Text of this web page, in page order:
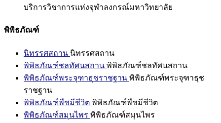
บริการวิชาการแห่งจุฬาลงกรณ์มหาวิทยาลัย
พิพิธภัณฑ์
นิทรรศสถาน นิทรรศสถาน
พิพิธภัณฑ์ชลทัศนสถาน พิพิธภัณฑ์ชลทัศนสถาน
พิพิธภัณฑ์พระจุฑาธุชราชฐาน พิพิธภัณฑ์พระจุฑาธุช
ราชฐาน
พิพิธภัณฑ์พืชมีชีวิต พิพิธภัณฑ์พืชมีชีวิต
พิพิธภัณฑ์สมุนไพร พิพิธภัณฑ์สมุนไพร